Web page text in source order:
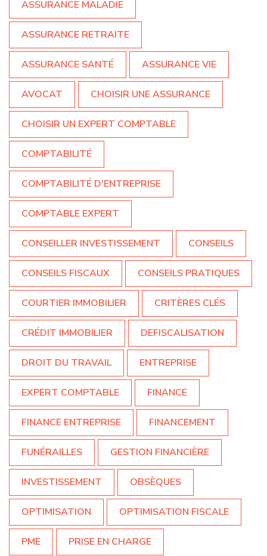
ASSURANCE MALADIE
ASSURANCE RETRAITE
ASSURANCE SANTÉ ASSURANCE VIE
AVOCAT CHOISIR UNE ASSURANCE
CHOISIR UN EXPERT COMPTABLE
COMPTABILITÉ
COMPTABILITÉ D'ENTREPRISE
COMPTABLE EXPERT
CONSEILLER INVESTISSEMENT CONSEILS
CONSEILS FISCAUX CONSEILS PRATIQUES
COURTIER IMMOBILIER CRITÈRES CLÉS
CRÉDIT IMMOBILIER DEFISCALISATION
DROIT DU TRAVAIL ENTREPRISE
EXPERT COMPTABLE FINANCE
FINANCE ENTREPRISE FINANCEMENT
FUNÉRAILLES GESTION FINANCIÈRE
INVESTISSEMENT OBSÈQUES
OPTIMISATION OPTIMISATION FISCALE
PME PRISE EN CHARGE